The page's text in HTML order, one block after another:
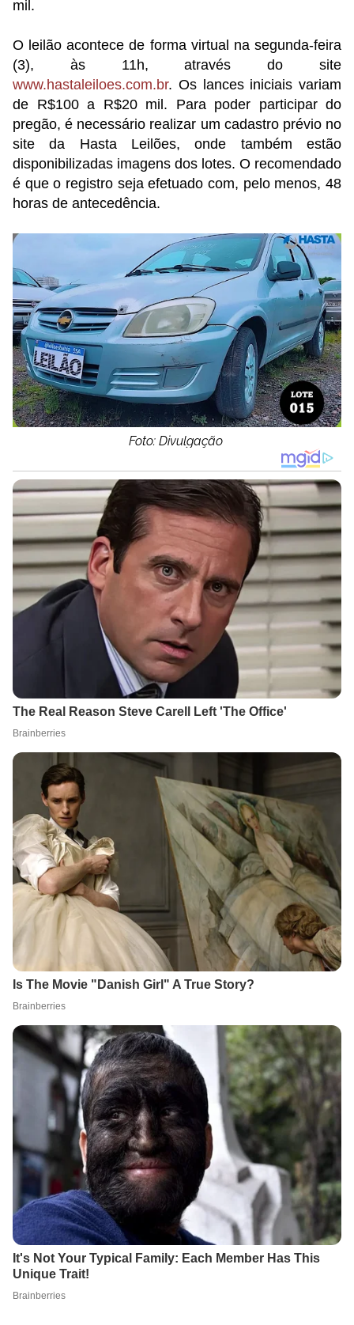
mil.
O leilão acontece de forma virtual na segunda-feira
(3), às 11h, através do site
www.hastaleiloes.com.br. Os lances iniciais variam
de R$100 a R$20 mil. Para poder participar do
pregão, é necessário realizar um cadastro prévio no
site da Hasta Leilões, onde também estão
disponibilizadas imagens dos lotes. O recomendado
é que o registro seja efetuado com, pelo menos, 48
horas de antecedência.
Foto: Divulgação